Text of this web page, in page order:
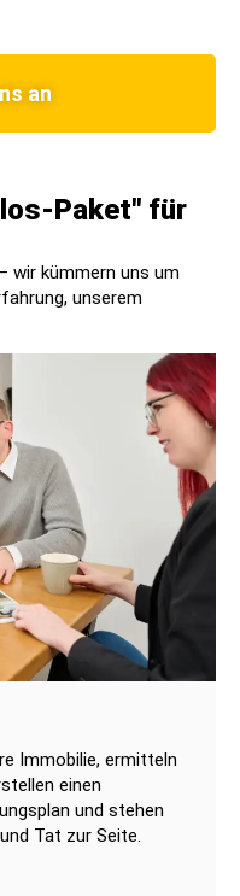
an
Paket" für
wir kümmern uns um
unserem
Immobilie, ermitteln
einen
und stehen
Tat zur Seite.